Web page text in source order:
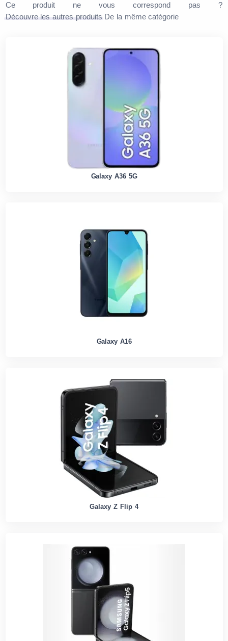
Ce produit ne vous correspond pas ?
Découvre les autres produits De la même catégorie
Galaxy A36 5G
Galaxy A16
Galaxy Z Flip 4